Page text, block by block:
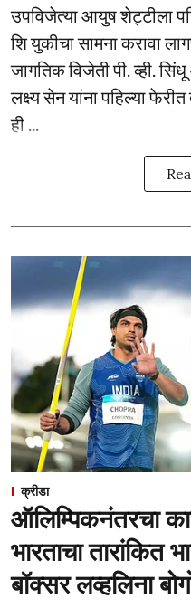
उपविजेत्या आयुष शेट्टीला
शि युकीचा सामना करावा
जागतिक विजेती पी. व्ही.
लक्ष्य सेन यांना पहिल्या
ही ...
क्रीडा
ऑलिम्पिकनंतरचा
भारताचा तारांकित
बॉक्सर लव्हलिना